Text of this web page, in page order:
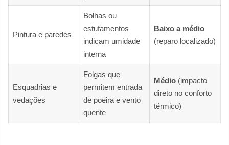
Pintura e paredes
Bolhas ou
estufamentos
indicam umidade
interna
Baixo a médio
(reparo localizado)
Esquadrias e
vedações
Folgas que
permitem entrada
de poeira e vento
quente
Médio(impacto
direto no conforto
térmico)